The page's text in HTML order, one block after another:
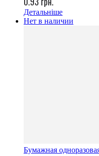
Детальніше
Нет в наличии
Бумажная